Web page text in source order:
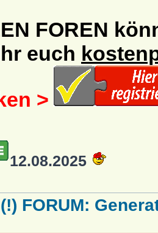
FOREN
euch
>
12.08.2025
FORUM: